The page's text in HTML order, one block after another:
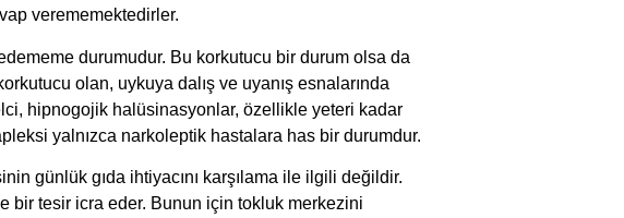
verememektedirler.
durumudur. Bu korkutucu bir durum olsa da
olan, uykuya dalış ve uyanış esnalarında
hipnogojik halüsinasyonlar, özellikle yeteri kadar
yalnızca narkoleptik hastalara has bir durumdur.
günlük gıda ihtiyacını karşılama ile ilgili değildir.
bir tesir icra eder. Bunun için tokluk merkezini